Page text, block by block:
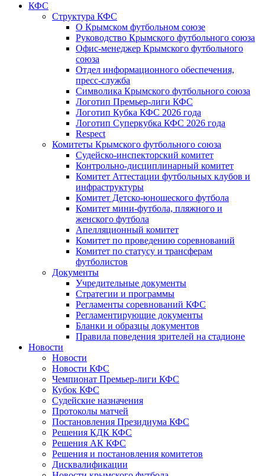
КФС
Структура КФС
О Крымском футбольном союзе
Руководство Крымского футбольного союза
Офис-менеджер Крымского футбольного
союза
Отдел информационного обеспечения,
пресс-служба
Символика Крымского футбольного союза
Логотип Премьер-лиги КФС
Логотип Кубка КФС 2026 года
Логотип Суперкубка КФС 2026 года
Respect
Комитеты Крымского футбольного союза
Судейско-инспекторский комитет
Контрольно-дисциплинарный комитет
Комитет Аттестации футбольных клубов и
инфраструктуры
Комитет Детско-юношеского футбола
Комитет мини-футбола, пляжного и
женского футбола
Апелляционный комитет
Комитет по проведению соревнований
Комитет по статусу и трансферам
футболистов
Документы
Учредительные документы
Стратегии и программы
Регламенты соревнований КФС
Регламентирующие документы
Бланки и образцы документов
Правила поведения зрителей на стадионе
Новости
Новости
Новости КФС
Чемпионат Премьер-лиги КФС
Кубок КФС
Судейские назначения
Протоколы матчей
Постановления Президиума КФС
Решения КДК КФС
Решения АК КФС
Решения и постановления комитетов
Дисквалификации